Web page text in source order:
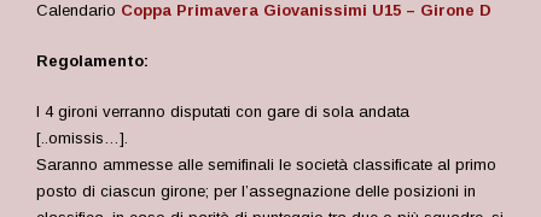
Calendario Coppa Primavera Giovanissimi U15 – Girone D
Regolamento:
I 4 gironi verranno disputati con gare di sola andata
[..omissis…].
Saranno ammesse alle semifinali le società classificate al primo
posto di ciascun girone; per l’assegnazione delle posizioni in